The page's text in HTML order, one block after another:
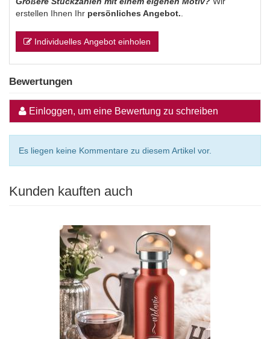
erstellen Ihnen Ihr persönliches Angebot.
Individuelles Angebot einholen
Bewertungen
Einloggen, um eine Bewertung zu schreiben
Es liegen keine Kommentare zu diesem Artikel vor.
Kunden kauften auch